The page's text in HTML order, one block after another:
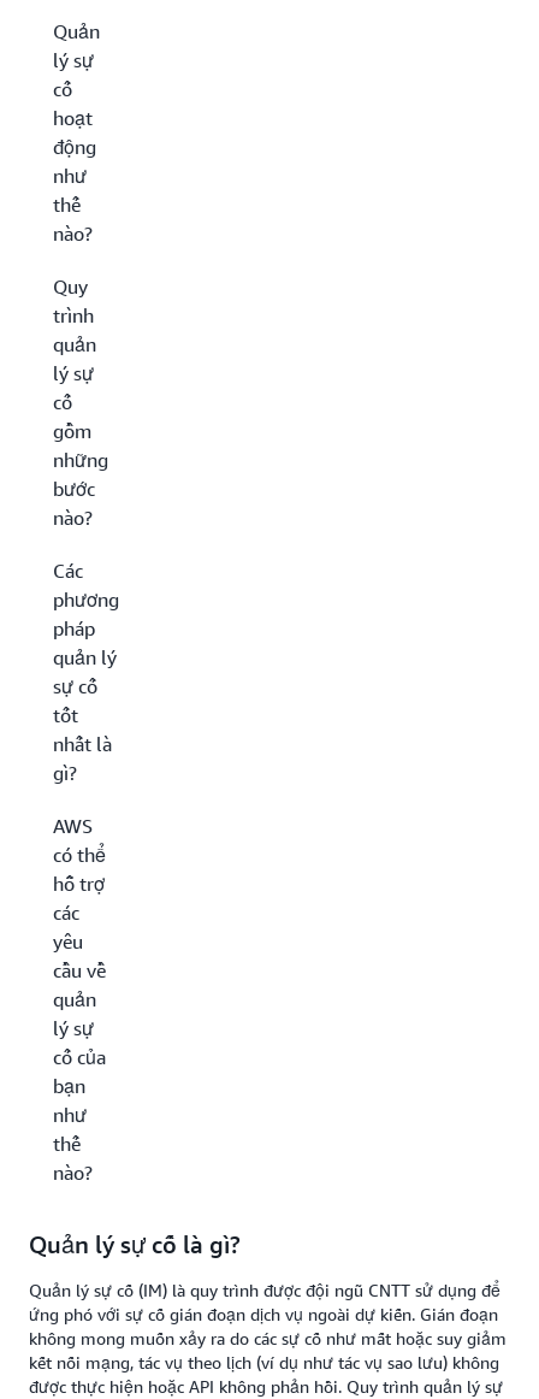
Quản
lý sự
cố
hoạt
động
như
thế
nào?
Quy
trình
quản
lý sự
cố
gồm
những
bước
nào?
Các
phương
pháp
quản lý
sự cố
tốt
nhất là
gì?
AWS
có thể
hỗ trợ
các
yêu
cầu về
quản
lý sự
cố của
bạn
như
thế
nào?
Quản lý sự cố là gì?
Quản lý sự cố (IM) là quy trình được đội ngũ CNTT sử dụng để
ứng phó với sự cố gián đoạn dịch vụ ngoài dự kiến. Gián đoạn
không mong muốn xảy ra do các sự cố như mất hoặc suy giảm
kết nối mạng, tác vụ theo lịch (ví dụ như tác vụ sao lưu) không
được thực hiện hoặc API không phản hồi. Quy trình quản lý sự